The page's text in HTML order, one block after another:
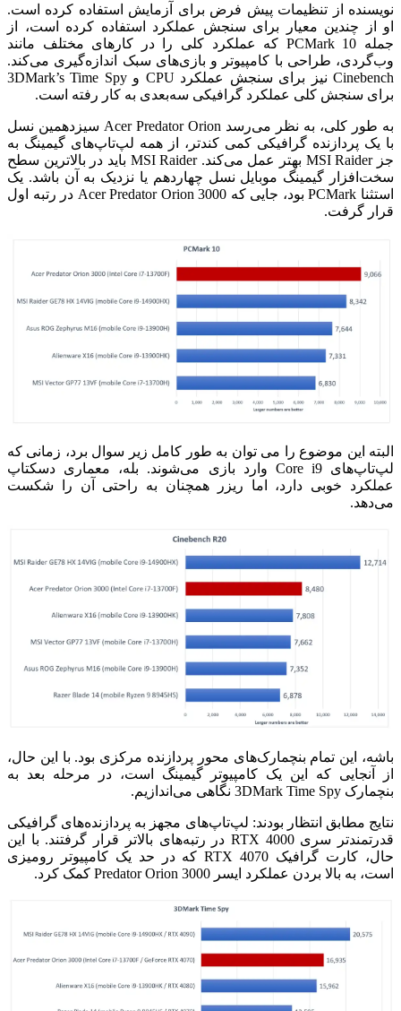
نویسنده از تنظیمات پیش فرض برای آزمایش استفاده کرده است.
او از چندین معیار برای سنجش عملکرد استفاده کرده است، از
جمله PCMark 10 که عملکرد کلی را در کارهای مختلف مانند
وب‌گردی، طراحی با کامپیوتر و بازی‌های سبک اندازه‌گیری می‌کند.
Cinebench نیز برای سنجش عملکرد CPU و 3DMark’s Time Spy
برای سنجش کلی عملکرد گرافیکی سه‌بعدی به کار رفته است.
به طور کلی، به نظر می‌رسد Acer Predator Orion سیزدهمین نسل
با یک پردازنده گرافیکی کمی کندتر، از همه لپ‌تاپ‌های گیمینگ به
جز MSI Raider بهتر عمل می‌کند. MSI Raider باید در بالاترین سطح
سخت‌افزار گیمینگ موبایل نسل چهاردهم یا نزدیک به آن باشد. یک
استثنا PCMark بود، جایی که Acer Predator Orion 3000 در رتبه اول
قرار گرفت.
البته این موضوع را می توان به طور کامل زیر سوال برد، زمانی که
لپ‌تاپ‌های Core i9 وارد بازی می‌شوند.
بله، معماری دسکتاپ
عملکرد خوبی دارد، اما ریزر همچنان به راحتی آن را شکست
می‌دهد.
باشه، این تمام بنچمارک‌های محور پردازنده مرکزی بود. با این حال،
از آنجایی که این یک کامپیوتر گیمینگ است، در مرحله بعد به
بنچمارک 3DMark Time Spy نگاهی می‌اندازیم.
نتایج مطابق انتظار بودند: لپ‌تاپ‌های مجهز به پردازنده‌های گرافیکی
قدرتمندتر سری RTX 4000 در رتبه‌های بالاتر قرار گرفتند. با این
حال، کارت گرافیک RTX 4070 که در حد یک کامپیوتر رومیزی
است، به بالا بردن عملکرد ایسر Predator Orion 3000 کمک کرد.